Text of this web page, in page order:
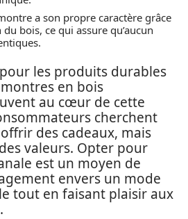
a son propre caractère grâce
bois, ce qui assure qu’aucun
les produits durables
en bois
au cœur de cette
cherchent
des cadeaux, mais
valeurs. Opter pour
est un moyen de
envers un mode
tout en faisant plaisir aux